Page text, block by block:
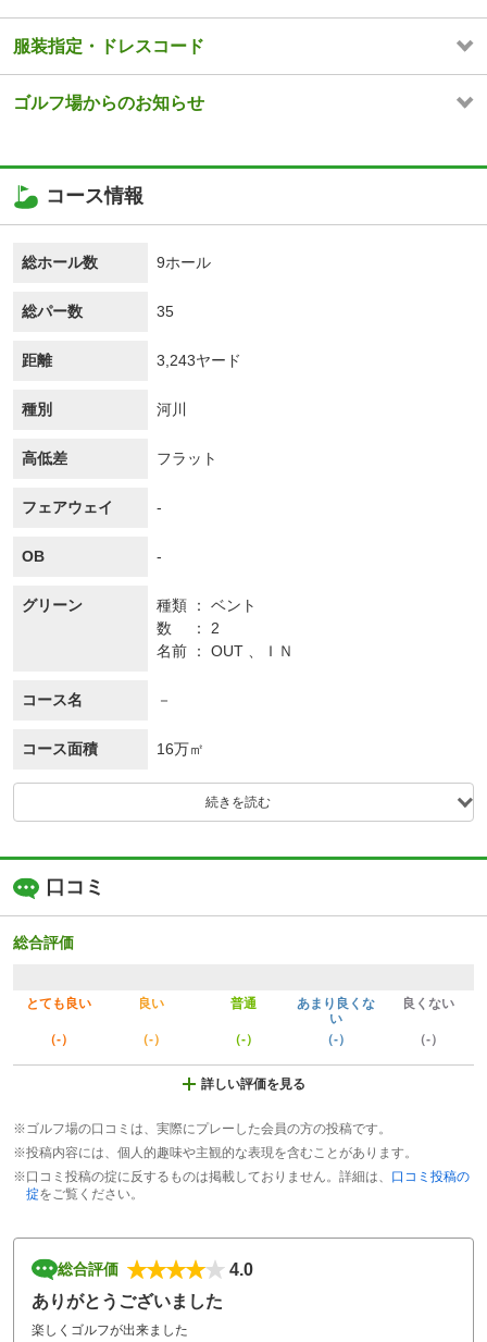
服装指定・ドレスコード
ゴルフ場からのお知らせ
コース情報
総ホール数 9ホール
総パー数 35
距離 3,243ヤード
種別 河川
高低差 フラット
フェアウェイ -
OB -
グリーン 種類
ベント
数
2
名前
OUT 、ＩＮ
コース名 －
コース面積 16万㎡
続きを読む
口コミ
総合評価
とても良い 良い 普通
あまり良くな
い
良くない
（-） （-） （-） （-） （-）
詳しい評価を見る
※ゴルフ場の口コミは、実際にプレーした会員の方の投稿です。
※投稿内容には、個人的趣味や主観的な表現を含むことがあります。
※口コミ投稿の掟に反するものは掲載しておりません。詳細は、 口コミ投稿の
掟をご覧ください。
総合評価
4.0
ありがとうございました
楽しくゴルフが出来ました